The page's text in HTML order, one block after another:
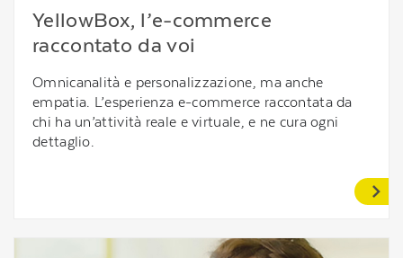
YellowBox, l’e-commerce
raccontato da voi
Omnicanalità e personalizzazione, ma anche
empatia. L’esperienza e-commerce raccontata da
chi ha un’attività reale e virtuale, e ne cura ogni
dettaglio.